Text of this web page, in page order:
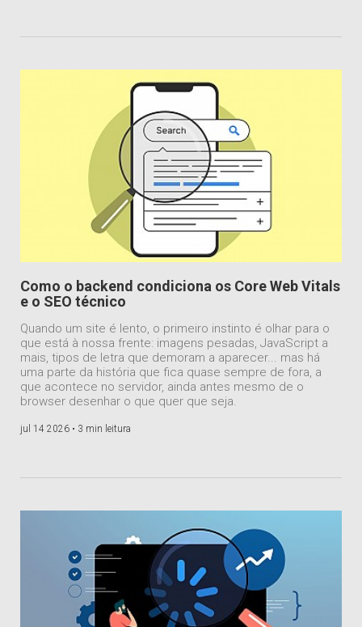
Como o backend condiciona os Core Web Vitals
e o SEO técnico
Quando um site é lento, o primeiro instinto é olhar para o
que está à nossa frente: imagens pesadas, JavaScript a
mais, tipos de letra que demoram a aparecer... mas há
uma parte da história que fica quase sempre de fora, a
que acontece no servidor, ainda antes mesmo de o
browser desenhar o que quer que seja.
jul 14 2026 • 3 min leitura